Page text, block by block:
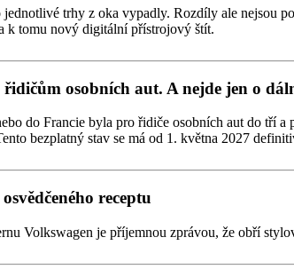
trhy z oka vypadly. Rozdíly ale nejsou
k tomu nový digitální přístrojový štít.
osobních aut. A nejde jen o
do Francie byla pro řidiče osobních aut do
bezplatný stav se má od 1. května 2027
receptu
Volkswagen je příjemnou zprávou, že obří